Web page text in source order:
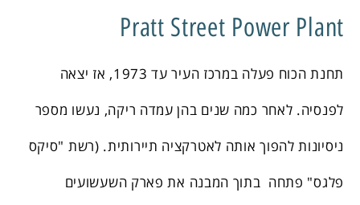
Pratt Street Power Plant
תחנת הכוח פעלה במרכז העיר עד 1973, אז יצאה
לפנסיה. לאחר כמה שנים בהן עמדה ריקה, נעשו מספר
ניסיונות להפוך אותה לאטרקציה תיירותית. (רשת "סיקס
פלגס" פתחה בתוך המבנה את פארק השעשועים